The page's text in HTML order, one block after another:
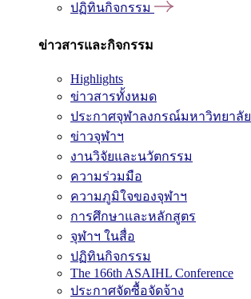
ปฏิทินกิจกรรม
ข่าวสารและกิจกรรม
Highlights
ข่าวสารทั้งหมด
ประกาศจุฬาลงกรณ์มหาวิทยาลัย
ข่าวจุฬาฯ
งานวิจัยและนวัตกรรม
ความร่วมมือ
ความภูมิใจของจุฬาฯ
การศึกษาและหลักสูตร
จุฬาฯ ในสื่อ
ปฏิทินกิจกรรม
The 166th ASAIHL Conference
ประกาศจัดซื้อจัดจ้าง